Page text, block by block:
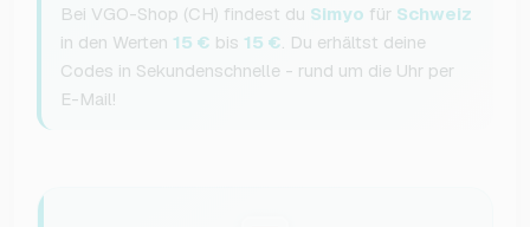
Bei VGO-Shop (CH) findest du Simyo für Schweiz
in den Werten 15 € bis 15 € . Du erhältst deine
Codes in Sekundenschnelle - rund um die Uhr per
E-Mail!